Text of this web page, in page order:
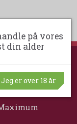
på vores
din alder
Jeg er over 18 år